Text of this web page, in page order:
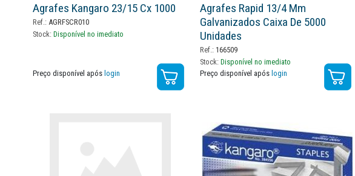
Agrafes Kangaro 23/15 Cx 1000
Ref.:AGRFSCR010
Stock: Disponível no imediato
Preço disponível após login
Agrafes Rapid 13/4 Mm
Galvanizados Caixa De 5000
Unidades
Ref.:166509
Stock: Disponível no imediato
Preço disponível após login